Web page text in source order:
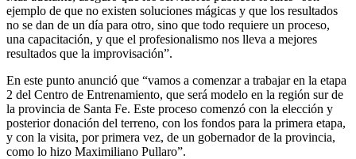
ejemplo de que no existen soluciones mágicas y que los resultados
no se dan de un día para otro, sino que todo requiere un proceso,
una capacitación, y que el profesionalismo nos lleva a mejores
resultados que la improvisación”.
En este punto anunció que “vamos a comenzar a trabajar en la etapa
2 del Centro de Entrenamiento, que será modelo en la región sur de
la provincia de Santa Fe. Este proceso comenzó con la elección y
posterior donación del terreno, con los fondos para la primera etapa,
y con la visita, por primera vez, de un gobernador de la provincia,
como lo hizo Maximiliano Pullaro”.